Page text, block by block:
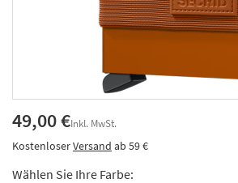
49,00 €Inkl. MwSt.
KostenloserVersand ab 59 €
Wählen Sie Ihre Farbe: